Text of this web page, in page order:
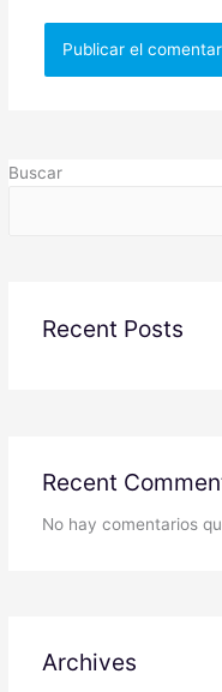
Buscar
Recent Posts
Recent
No hay comentarios
Archives